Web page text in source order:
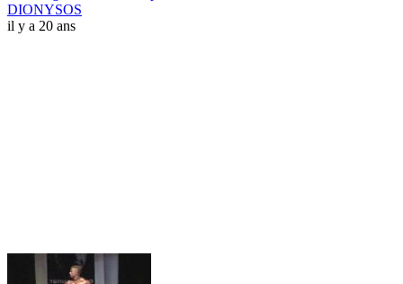
DIONYSOS
il y a 20 ans